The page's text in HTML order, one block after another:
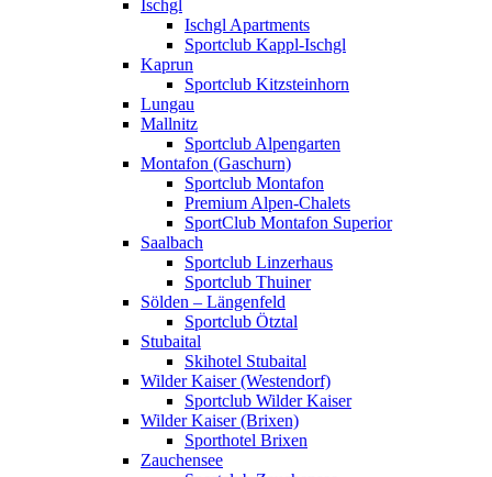
Ischgl
Ischgl Apartments
Sportclub Kappl-Ischgl
Kaprun
Sportclub Kitzsteinhorn
Lungau
Mallnitz
Sportclub Alpengarten
Montafon (Gaschurn)
Sportclub Montafon
Premium Alpen-Chalets
SportClub Montafon Superior
Saalbach
Sportclub Linzerhaus
Sportclub Thuiner
Sölden – Längenfeld
Sportclub Ötztal
Stubaital
Skihotel Stubaital
Wilder Kaiser (Westendorf)
Sportclub Wilder Kaiser
Wilder Kaiser (Brixen)
Sporthotel Brixen
Zauchensee